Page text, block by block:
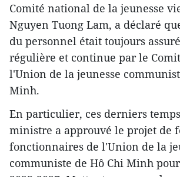
Comité national de la jeunesse
Nguyen Tuong Lam, a déclaré
du personnel était toujours
régulière et continue par le
l'Union de la jeunesse
Minh.
En particulier, ces derniers
ministre a approuvé le projet de
fonctionnaires de l'Union de la
communiste de Hô Chi Minh